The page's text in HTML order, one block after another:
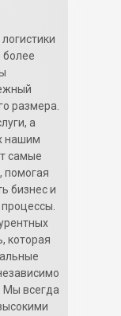
размера.
а
нашим
самые
помогая
бизнес и
которая
Мы всегда